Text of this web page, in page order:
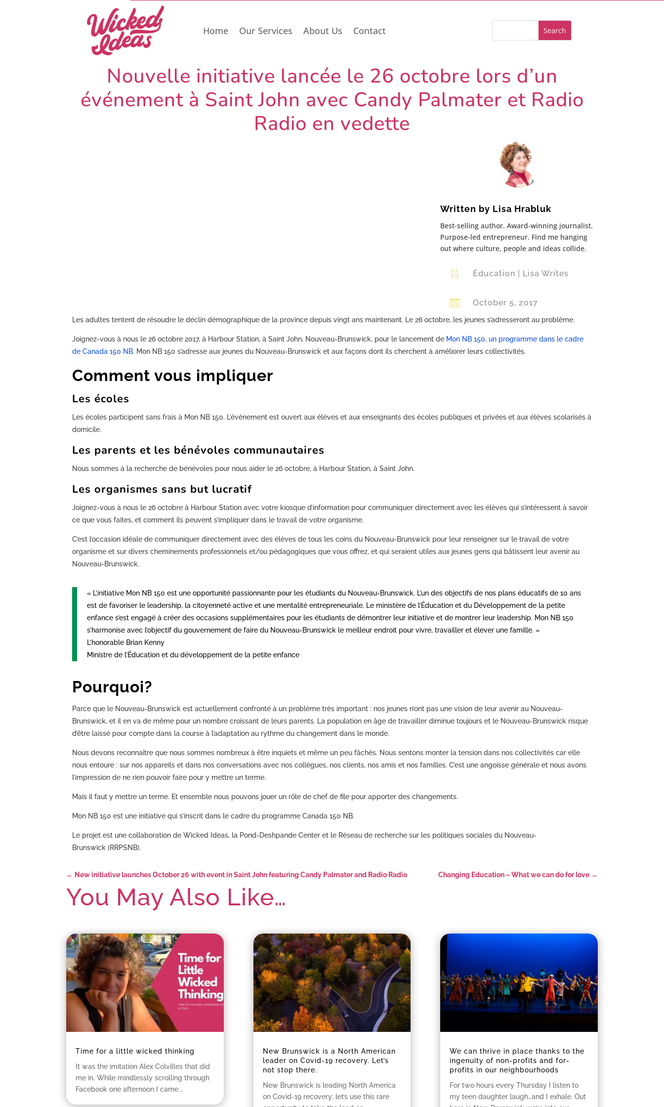
Home Our Services About Us Contact
Nouvelle initiative lancée le 26 octobre lors d’un
événement à Saint John avec Candy Palmater et Radio
Radio en vedette
Written by Lisa Hrabluk
Best-selling author. Award-winning journalist.
Purpose-led entrepreneur. Find me hanging
out where culture, people and ideas collide.
 Éducation | Lisa Writes
 October 5, 2017
Les adultes tentent de résoudre le déclin démographique de la province depuis vingt ans maintenant. Le 26 octobre, les jeunes s’adresseront au problème.
Joignez-vous à nous le 26 octobre 2017, à Harbour Station, à Saint John, Nouveau-Brunswick, pour le lancement de Mon NB 150, un programme dans le cadre
de Canada 150 NB. Mon NB 150 s’adresse aux jeunes du Nouveau-Brunswick et aux façons dont ils cherchent à améliorer leurs collectivités.
Comment vous impliquer
Les écoles
Les écoles participent sans frais à Mon NB 150. L’événement est ouvert aux élèves et aux enseignants des écoles publiques et privées et aux élèves scolarisés à
domicile.
Les parents et les bénévoles communautaires
Nous sommes à la recherche de bénévoles pour nous aider le 26 octobre, à Harbour Station, à Saint John.
Les organismes sans but lucratif
Joignez-vous à nous le 26 octobre à Harbour Station avec votre kiosque d’information pour communiquer directement avec les élèves qui s’intéressent à savoir
ce que vous faites, et comment ils peuvent s’impliquer dans le travail de votre organisme.
C’est l’occasion idéale de communiquer directement avec des élèves de tous les coins du Nouveau-Brunswick pour leur renseigner sur le travail de votre
organisme et sur divers cheminements professionnels et/ou pédagogiques que vous offrez, et qui seraient utiles aux jeunes gens qui bâtissent leur avenir au
Nouveau-Brunswick.
« L’initiative Mon NB 150 est une opportunité passionnante pour les étudiants du Nouveau-Brunswick. L’un des objectifs de nos plans éducatifs de 10 ans
est de favoriser le leadership, la citoyenneté active et une mentalité entrepreneuriale. Le ministère de l’Éducation et du Développement de la petite
enfance s’est engagé à créer des occasions supplémentaires pour les étudiants de démontrer leur initiative et de montrer leur leadership. Mon NB 150
s’harmonise avec l’objectif du gouvernement de faire du Nouveau-Brunswick le meilleur endroit pour vivre, travailler et élever une famille. »
L’honorable Brian Kenny
Ministre de l’Éducation et du développement de la petite enfance
Pourquoi?
Parce que le Nouveau-Brunswick est actuellement confronté à un problème très important : nos jeunes n’ont pas une vision de leur avenir au Nouveau-
Brunswick, et il en va de même pour un nombre croissant de leurs parents. La population en âge de travailler diminue toujours et le Nouveau-Brunswick risque
d’être laissé pour compte dans la course à l’adaptation au rythme du changement dans le monde.
Nous devons reconnaître que nous sommes nombreux à être inquiets et même un peu fâchés. Nous sentons monter la tension dans nos collectivités car elle
nous entoure : sur nos appareils et dans nos conversations avec nos collègues, nos clients, nos amis et nos familles. C’est une angoisse générale et nous avons
l’impression de ne rien pouvoir faire pour y mettre un terme.
Mais il faut y mettre un terme. Et ensemble nous pouvons jouer un rôle de chef de file pour apporter des changements.
Mon NB 150 est une initiative qui s’inscrit dans le cadre du programme Canada 150 NB.
Le projet est une collaboration de Wicked Ideas, la Pond-Deshpande Center et le Réseau de recherche sur les politiques sociales du Nouveau-
Brunswick (RRPSNB).
← New initiative launches October 26 with event in Saint John featuring Candy Palmater and Radio Radio Changing Education – What we can do for love→
You May Also Like…
Time for a little wicked thinking
It was the imitation Alex Colvilles that did
me in. While mindlessly scrolling through
Facebook one afternoon I came...
New Brunswick is a North American
leader on Covid-19 recovery. Let’s
not stop there.
New Brunswick is leading North America
on Covid-19 recovery; let’s use this rare
We can thrive in place thanks to the
ingenuity of non-profits and for-
profits in our neighbourhoods
For two hours every Thursday I listen to
my teen daughter laugh…and I exhale. Out